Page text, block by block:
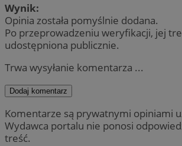
Wynik:
Opinia została pomyślnie dodana.
Po przeprowadzeniu weryfikacji, jej
udostępniona publicznie.
Trwa wysyłanie komentarza ...
Dodaj komentarz
Komentarze są prywatnymi opiniami
Wydawca portalu nie ponosi
treść.